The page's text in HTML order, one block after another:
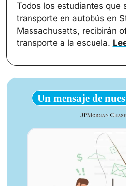
Todos los estudiantes que
transporte en autobús en
Massachusetts, recibirán
transporte a la escuela.
Un mensaje de